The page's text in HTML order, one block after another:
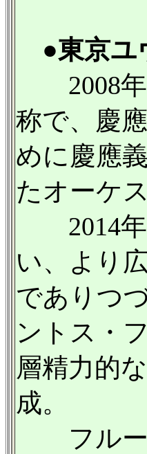
●東京ユ
2008年
称で、慶
めに慶應
たオーケ
2014年
い、より
でありつ
ントス・
層精力的
成。
フルー